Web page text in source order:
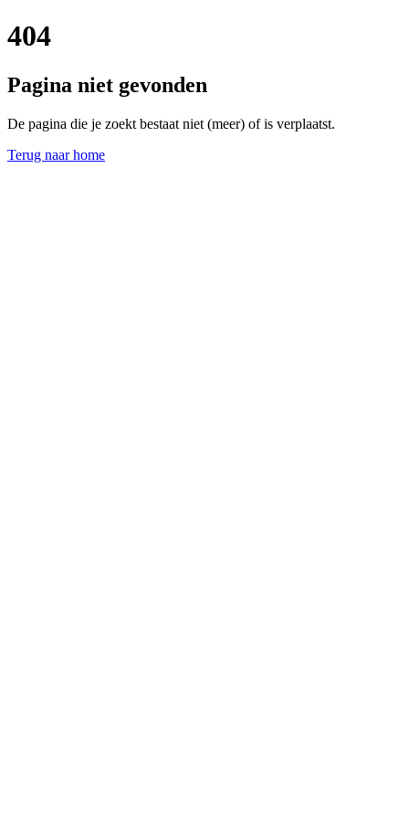
404
Pagina niet gevonden
De pagina die je zoekt bestaat niet (meer) of is verplaatst.
Terug naar home